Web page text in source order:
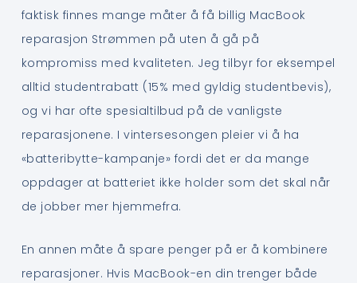
faktisk finnes mange måter å få billig MacBook
reparasjon Strømmen på uten å gå på
kompromiss med kvaliteten. Jeg tilbyr for eksempel
alltid studentrabatt (15% med gyldig studentbevis),
og vi har ofte spesialtilbud på de vanligste
reparasjonene. I vintersesongen pleier vi å ha
«batteribytte-kampanje» fordi det er da mange
oppdager at batteriet ikke holder som det skal når
de jobber mer hjemmefra.
En annen måte å spare penger på er å kombinere
reparasjoner. Hvis MacBook-en din trenger både